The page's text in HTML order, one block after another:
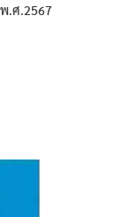
.ศ.2567